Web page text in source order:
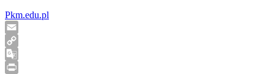
Pkm.edu.pl
Email
Copy
Link
Google